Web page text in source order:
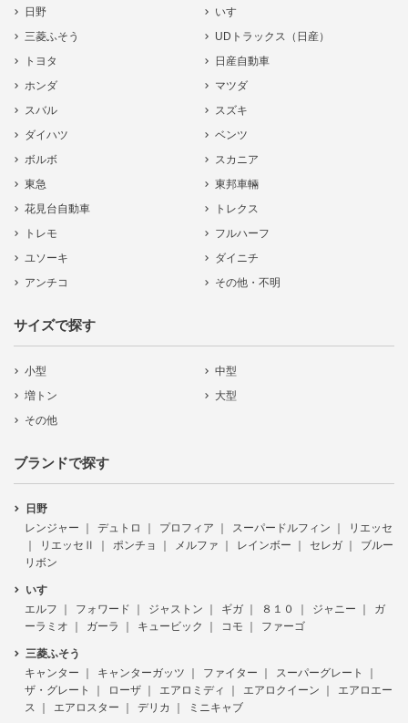
日野
いすゞ
三菱ふそう
UDトラックス（日産）
トヨタ
日産自動車
ホンダ
マツダ
スバル
スズキ
ダイハツ
ベンツ
ボルボ
スカニア
東急
東邦車輛
花見台自動車
トレクス
トレモ
フルハーフ
ユソーキ
ダイニチ
アンチコ
その他・不明
サイズで探す
小型
中型
増トン
大型
その他
ブランドで探す
日野
レンジャー
デュトロ プロフィア スーパードルフィン
リエッセ
リエッセⅡ
ポンチョ メルファ レインボー セレガ
ブルー
リボン
いすゞ
エルフ
フォワード ジャストン ギガ ８１０ ジャニー
ガ
ーラミオ
ガーラ キュービック コモ ファーゴ
三菱ふそう
キャンター
キャンターガッツ ファイター
スーパーグレート
ザ・グレート
ローザ エアロミディ エアロクイーン
エアロエー
ス
エアロスター デリカ ミニキャブ